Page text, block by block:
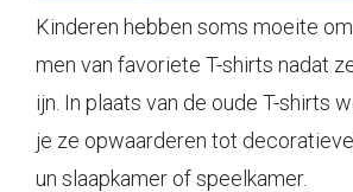
Kinderen hebben soms moeite
men van favoriete T-shirts nadat
ijn. In plaats van de oude T-shirts
je ze opwaarderen tot
un slaapkamer of speelkamer.